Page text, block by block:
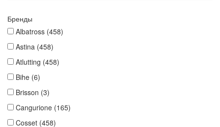
Бренды
Albatross (458)
Astina (458)
Atlutting (458)
Bihe (6)
Brisson (3)
Cangurione (165)
Cosset (458)